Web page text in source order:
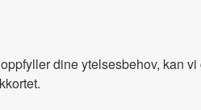
dine ytelsesbehov, kan